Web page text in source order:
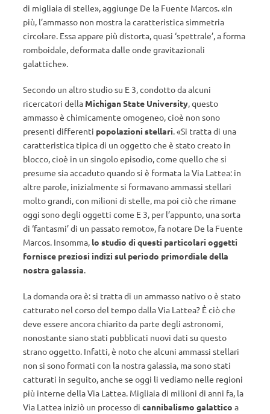
di migliaia di stelle», aggiunge De la Fuente Marcos. «In
più, l’ammasso non mostra la caratteristica simmetria
circolare. Essa appare più distorta, quasi ‘spettrale’, a forma
romboidale, deformata dalle onde gravitazionali
galattiche».
Secondo un altro studio su E 3, condotto da alcuni
ricercatori della Michigan State University, questo
ammasso è chimicamente omogeneo, cioè non sono
presenti differenti popolazioni stellari. «Si tratta di una
caratteristica tipica di un oggetto che è stato creato in
blocco, cioè in un singolo episodio, come quello che si
presume sia accaduto quando si è formata la Via Lattea: in
altre parole, inizialmente si formavano ammassi stellari
molto grandi, con milioni di stelle, ma poi ciò che rimane
oggi sono degli oggetti come E 3, per l’appunto, una sorta
di ‘fantasmi’ di un passato remoto», fa notare De la Fuente
Marcos. Insomma, lo studio di questi particolari oggetti
fornisce preziosi indizi sul periodo primordiale della
nostra galassia.
La domanda ora è: si tratta di un ammasso nativo o è stato
catturato nel corso del tempo dalla Via Lattea? È ciò che
deve essere ancora chiarito da parte degli astronomi,
nonostante siano stati pubblicati nuovi dati su questo
strano oggetto. Infatti, è noto che alcuni ammassi stellari
non si sono formati con la nostra galassia, ma sono stati
catturati in seguito, anche se oggi li vediamo nelle regioni
più interne della Via Lattea. Migliaia di milioni di anni fa, la
Via Lattea iniziò un processo di cannibalismo galattico a